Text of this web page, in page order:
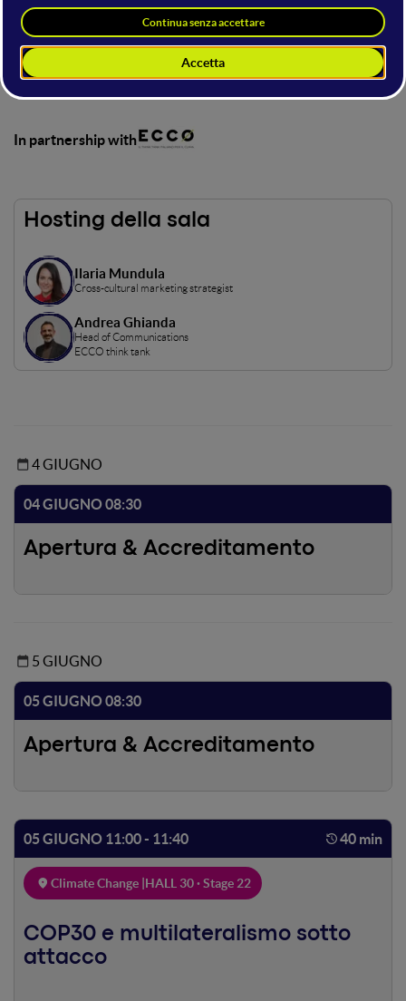
affrontare la crisi climatica. Dall'energia rinnovabile
all'economia circolare, abbiamo scoperto come l'innovazione
può guidare la transizione verso un futuro sostenibile.
L'obiettivo: ispirare azioni concrete e promuovere un
In partnership with
Hosting della sala
Ilaria Mundula
Cross-cultural marketing strategist
Andrea Ghianda
Head of Communications
ECCO think tank
4 GIUGNO
5 GIUGNO
04 GIUGNO 08:30
Apertura & Accreditamento
05 GIUGNO 08:30
Apertura & Accreditamento
05 GIUGNO 11:00 - 11:40 40 min
Climate Change | HALL 30 · Stage 22
COP30 e multilateralismo sotto
attacco